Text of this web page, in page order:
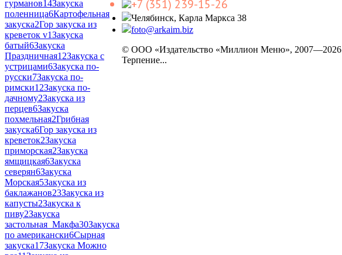
гурманов14Закуска
поленница6Картофельная
закуска2Гор закуска из
креветок v1Закуска
батый6Закуска
Праздничная12Закуска с
устрицами6Закуска по-
русски7Закуска по-
римски12Закуска по-
дачному2Закуска из
перцев6Закуска
похмельная2Грибная
закуска6Гор закуска из
креветок2Закуска
приморская2Закуска
ямщицкая6Закуска
северян6Закуска
Морская5Закуска из
баклажанов23Закуска из
капусты2Закуска к
пиву2Закуска
застольная_Макфа30Закуска
по американски6Сырная
закуска17Закуска Можно
+7 (351) 239-15-26
Челябинск, Карла Маркса 38
foto@arkaim.biz
© ООО «Издательство «Миллион Меню», 2007—2026
Терпение...